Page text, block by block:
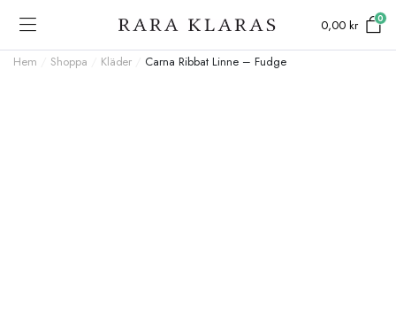
0,00kr 0
Hem Shoppa Kläder Carna Ribbat Linne – Fudge